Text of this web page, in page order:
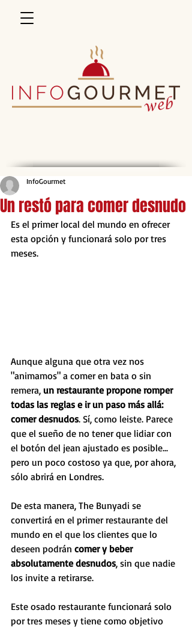
Un restó para comer desnudo
InfoGourmet
Es el primer local del mundo en ofrecer
esta opción y funcionará solo por tres
meses.
Aunque alguna que otra vez nos
"animamos" a comer en bata o sin
remera, un restaurante propone romper
todas las reglas e ir un paso más allá:
comer desnudos. Sí, como leiste. Parece
que el sueño de no tener que lidiar con
el botón del jean ajustado es posible...
pero un poco costoso ya que, por ahora,
sólo abrirá en Londres.
De esta manera, The Bunyadi se
convertirá en el primer restaurante del
mundo en el que los clientes que lo
deseen podrán comer y beber
absolutamente desnudos, sin que nadie
los invite a retirarse.
Este osado restaurante funcionará solo
por tres meses y tiene como objetivo